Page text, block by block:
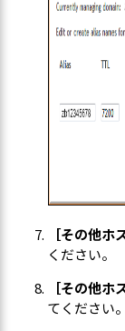
［その他ホ
ください。
［その他ホ
てください。